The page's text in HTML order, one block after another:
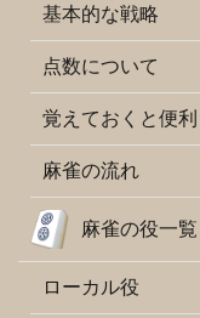
基本的な戦略
点数について
覚えておくと便利
麻雀の流れ
麻雀の役一覧
ローカル役